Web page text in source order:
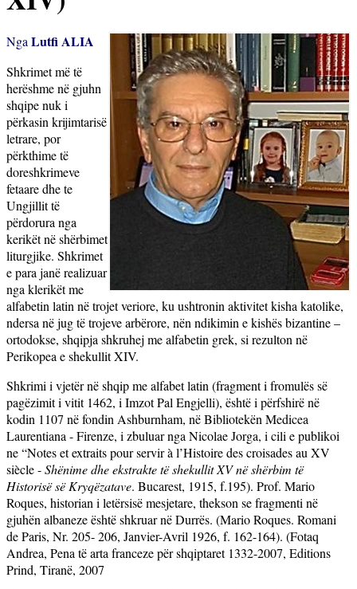
Nga Lutfi ALIA
Shkrimet më të
herëshme në gjuhn
shqipe nuk i
përkasin krijimtarisë
letrare, por
përkthime të
doreshkrimeve
fetaare dhe te
Ungjillit të
përdorura nga
kerikët në shërbimet
liturgjike. Shkrimet
e para janë realizuar
nga klerikët me
alfabetin latin në trojet veriore, ku ushtronin aktivitet kisha katolike,
ndersa në jug të trojeve arbërore, nën ndikimin e kishës bizantine –
ortodokse, shqipja shkruhej me alfabetin grek, si rezulton në
Perikopea e shekullit XIV.
Shkrimi i vjetër në shqip me alfabet latin (fragment i fromulës së
pagëzimit i vitit 1462, i Imzot Pal Engjelli), është i përfshirë në
kodin 1107 në fondin Ashburnham, në Bibliotekën Medicea
Laurentiana - Firenze, i zbuluar nga Nicolae Jorga, i cili e publikoi
ne “Notes et extraits pour servir à l’Histoire des croisades au XV
siècle -Shënime dhe ekstrakte të shekullit XV në shërbim të
Historisë së Kryqëzatave. Bucarest, 1915, f.195). Prof. Mario
Roques, historian i letërsisë mesjetare, thekson se fragmenti në
gjuhën albaneze është shkruar në Durrës. (Mario Roques. Romani
de Paris, Nr. 205- 206, Janvier-Avril 1926, f. 162-164). (Fotaq
Andrea, Pena të arta franceze për shqiptaret 1332-2007, Editions
Prind, Tiranë, 2007